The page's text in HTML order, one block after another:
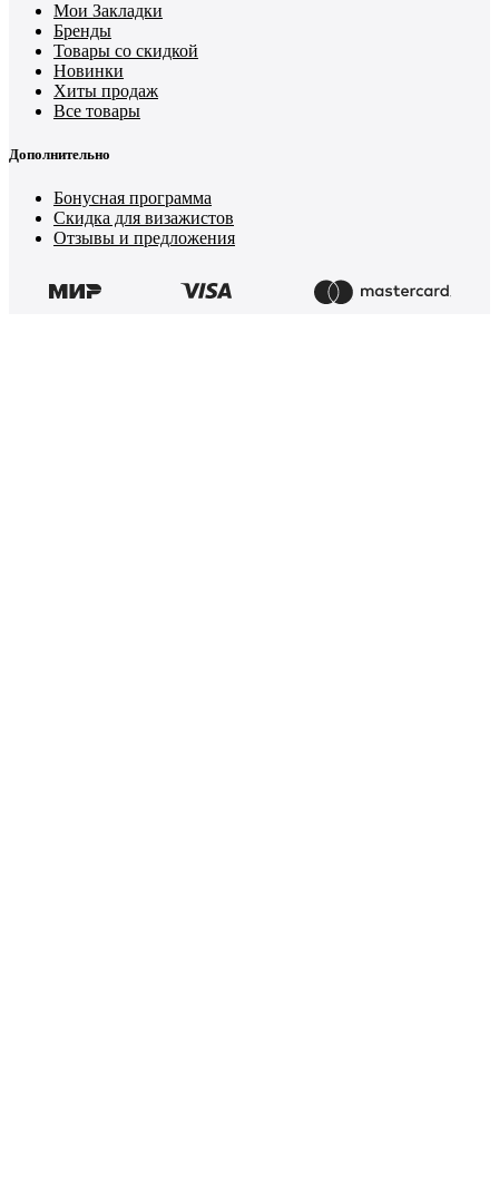
Мои Закладки
Бренды
Товары со скидкой
Новинки
Хиты продаж
Все товары
Дополнительно
Бонусная программа
Скидка для визажистов
Отзывы и предложения